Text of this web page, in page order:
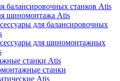
балансировочных станков Atis
шиномонтажа Atis
для балансировочных
для шиномонтажных
станки Atis
станки
Atis